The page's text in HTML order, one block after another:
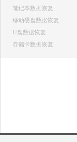
笔记本数据恢复
移动硬盘数据恢复
U盘数据恢复
存储卡数据恢复